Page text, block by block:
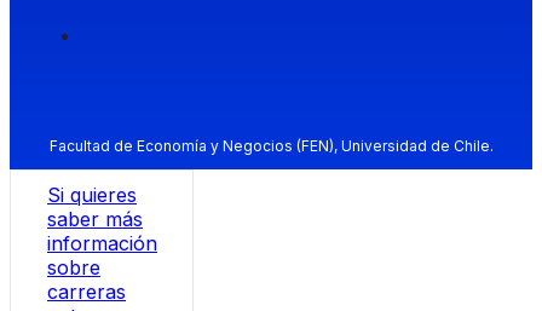
Facultad de Economía y Negocios (FEN), Universidad de Chile.
Si quieres
saber más
información
sobre
carreras